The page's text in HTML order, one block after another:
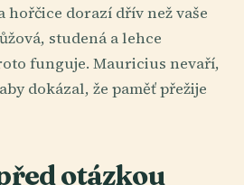
hořčice dorazí dřív než vaše
studená a lehce
funguje. Mauricius nevaří,
dokázal, že paměť přežije
otázkou